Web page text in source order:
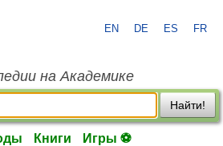
EN DE ES FR
на Академике
Найти!
Книги Игры ⚽